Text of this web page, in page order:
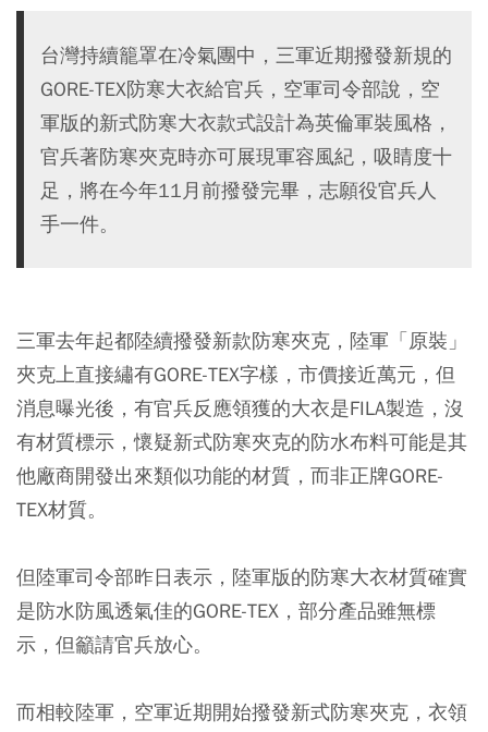
台灣持續籠罩在冷氣團中，三軍近期撥發新規的
GORE-TEX防寒大衣給官兵，空軍司令部說，空
軍版的新式防寒大衣款式設計為英倫軍裝風格，
官兵著防寒夾克時亦可展現軍容風紀，吸睛度十
足，將在今年11月前撥發完畢，志願役官兵人
手一件。
三軍去年起都陸續撥發新款防寒夾克，陸軍「原裝」
夾克上直接繡有GORE-TEX字樣，市價接近萬元，但
消息曝光後，有官兵反應領獲的大衣是FILA製造，沒
有材質標示，懷疑新式防寒夾克的防水布料可能是其
他廠商開發出來類似功能的材質，而非正牌GORE-
TEX材質。
但陸軍司令部昨日表示，陸軍版的防寒大衣材質確實
是防水防風透氣佳的GORE-TEX，部分產品雖無標
示，但籲請官兵放心。
而相較陸軍，空軍近期開始撥發新式防寒夾克，衣領